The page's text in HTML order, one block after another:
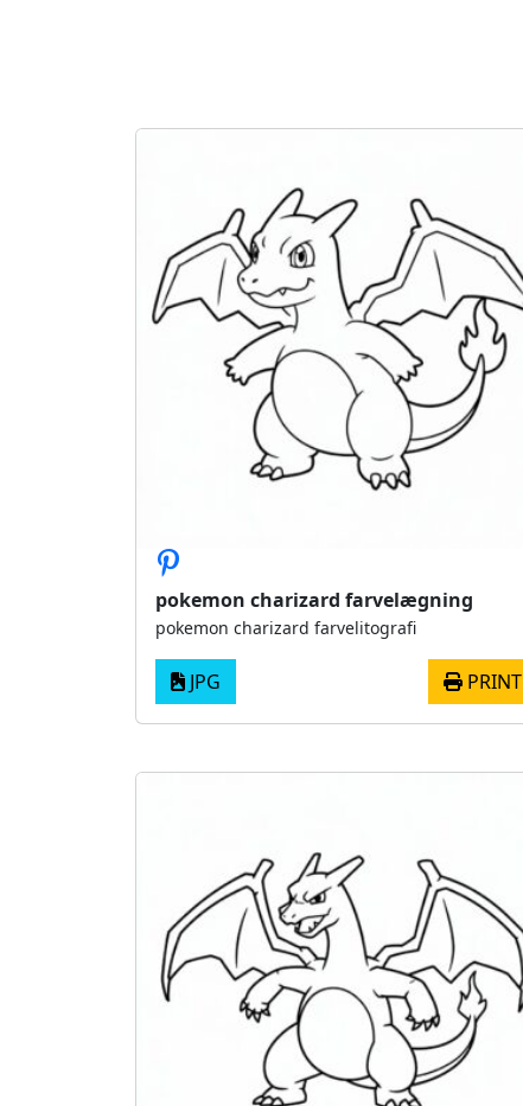
pokemon charizard farvelægning
pokemon charizard farvelitografi
JPG PRINT